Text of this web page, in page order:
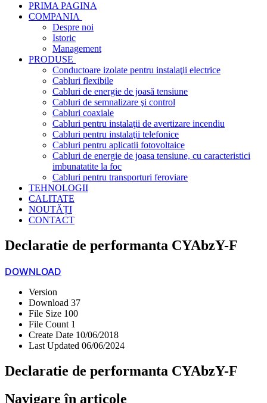
PRIMA PAGINA
COMPANIA
Despre noi
Istoric
Management
PRODUSE
Conductoare izolate pentru instalaţii electrice
Cabluri flexibile
Cabluri de energie de joasă tensiune
Cabluri de semnalizare şi control
Cabluri coaxiale
Cabluri pentru instalaţii de avertizare incendiu
Cabluri pentru instalaţii telefonice
Cabluri pentru aplicatii fotovoltaice
Cabluri de energie de joasa tensiune, cu caracteristici
imbunatatite la foc
Cabluri pentru transporturi feroviare
TEHNOLOGII
CALITATE
NOUTĂȚI
CONTACT
Declaratie de performanta CYAbzY-F
DOWNLOAD
Version
Download 37
File Size 100
File Count 1
Create Date 10/06/2018
Last Updated 06/06/2024
Declaratie de performanta CYAbzY-F
Navigare în articole